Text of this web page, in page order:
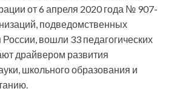
от 6 апреля 2020 года № 907-
подведомственных
вошли 33 педагогических
драйвером развития
школьного образования и